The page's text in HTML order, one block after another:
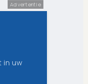
Advertentie
in uw